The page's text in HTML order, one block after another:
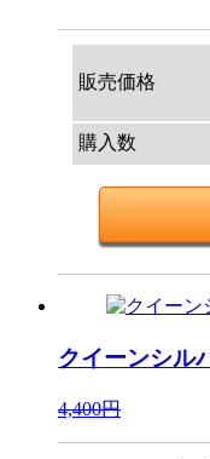
販売価格
購入数
クイーンシル
4,400円